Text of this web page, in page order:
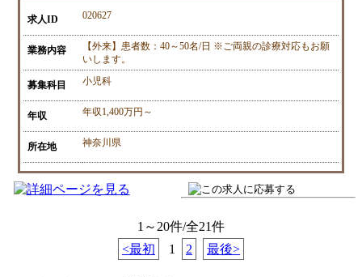
求人ID 020627
業務内容
【外来】患者数：40～50名/日 ※ご両親の診療対応もお願
いします。
募集科目 小児科
年収 年収1,400万円～
所在地 神奈川県
1～20件/全21件
<最初
1 2 最後>